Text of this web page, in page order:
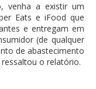
venha a existir um
Eats e iFood que
e entregam em
(de qualquer
de abastecimento
o relatório.